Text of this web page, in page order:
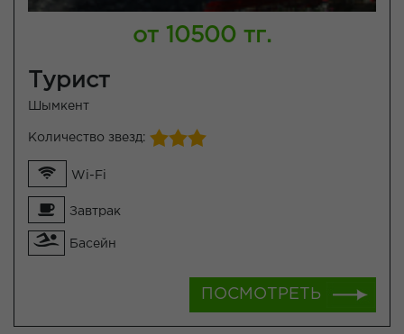
от 10500 тг.
Турист
Шымкент
Количество звезд:
Wi-Fi
Завтрак
Басейн
ПОСМОТРЕТЬ